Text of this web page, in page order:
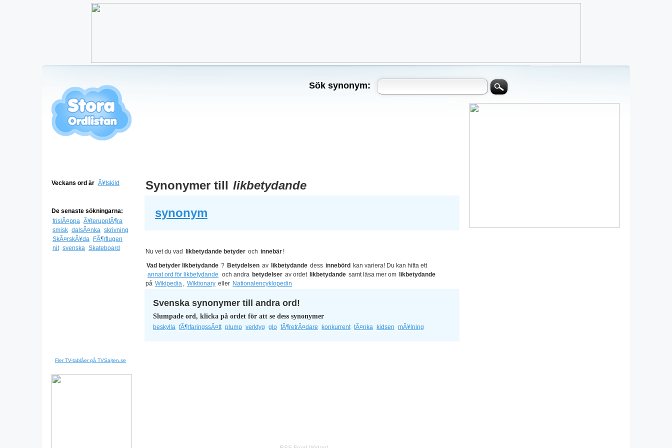
Veckans ord är Ã¥tskild
De senaste sökningarna:
frislÃ¤ppa Ã¥teruppfÃ¶ra
smisk dalsÃ¤nka skrivning
SkÃ¤rskÃ¥da
FÃ¶rflugen
nit svenska Skateboard
Fler TV-tablåer på TVSajten.se
Sök synonym:
Synonymer till likbetydande
synonym
Nu vet du vad likbetydande betyder och innebär !
Vad betyder likbetydande ? Betydelsen av likbetydande dess innebörd
kan variera! Du kan hitta ett
annat ord för likbetydande och andra betydelser av ordet likbetydande samt läsa mer om likbetydande
på Wikipedia , Wiktionary eller Nationalencyklopedin
Svenska synonymer till andra ord!
Slumpade ord, klicka på ordet för att se dess synonymer
beskylla fÃ¶rfaringssÃ¤tt plump verktyg glo fÃ¶retrÃ¤dare konkurrent tÃ¤nka kidsen mÃ¥lning